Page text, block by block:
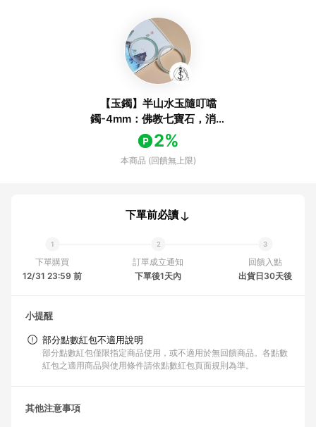
【玉鐲】半山水玉隨叮噹
鐲-4mm：佛教七寶石，消除
壓力，清洗負能量
2%
本商品 (回饋無上限)
下單前必讀
下單購買
12/31 23:59 前
訂單成立通知
下單後1天內
回饋入點
出貨日30天後
小提醒
部分點數紅包不適用說明
部分點數紅包僅限指定商品使用，或不適用於無回饋商品。各點數
紅包之適用商品與使用條件請依點數紅包頁面規則為準。
其他注意事項